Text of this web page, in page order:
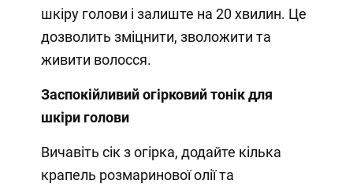
шкіру голови і залиште на 20 хвилин. Це
дозволить зміцнити, зволожити та
живити волосся.
Заспокійливий огірковий тонік для
шкіри голови
Вичавіть сік з огірка, додайте кілька
крапель розмаринової олії та